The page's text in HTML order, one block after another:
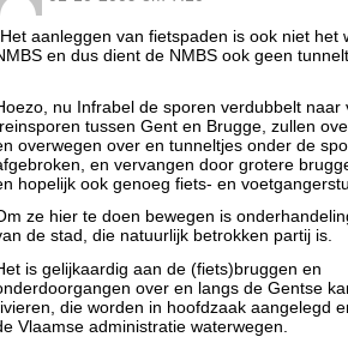
aanleggen van fietspaden is ook niet het
en dus dient de NMBS ook geen
nu Infrabel de sporen verdubbelt naar
tussen Gent en Brugge, zullen
overwegen over en tunneltjes onder de
en vervangen door grotere
hopelijk ook genoeg fiets- en
ze hier te doen bewegen is
de stad, die natuurlijk betrokken partij is.
is gelijkaardig aan de (fiets)bruggen en
over en langs de Gentse
die worden in hoofdzaak aangelegd
Vlaamse administratie waterwegen.